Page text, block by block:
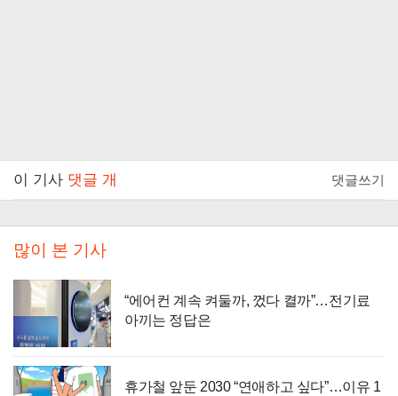
이 기사 댓글 개 댓글쓰기
많이 본 기사
“에어컨 계속 켜둘까, 껐다 켤까”…전기료
아끼는 정답은
휴가철 앞둔 2030 “연애하고 싶다”…이유 1